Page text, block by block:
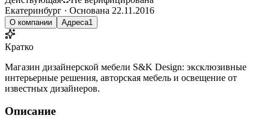
Екатеринбург · Основана 22.11.2016
О компании Адреса1
Кратко
Магазин дизайнерской мебели S&K Design: эксклюзивные
интерьерные решения, авторская мебель и освещение от
известных дизайнеров.
Описание